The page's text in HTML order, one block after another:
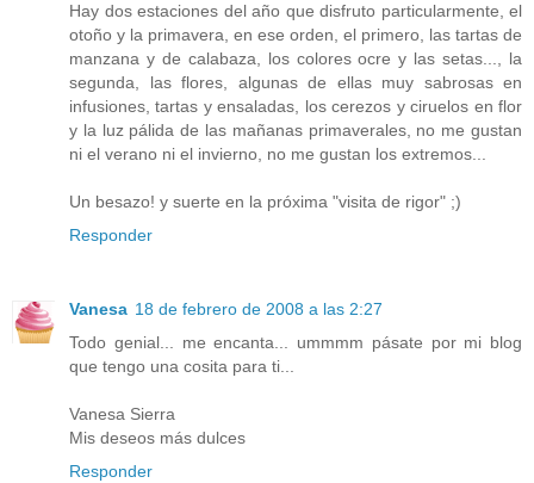
Hay dos estaciones del año que disfruto particularmente, el
otoño y la primavera, en ese orden, el primero, las tartas de
manzana y de calabaza, los colores ocre y las setas..., la
segunda, las flores, algunas de ellas muy sabrosas en
infusiones, tartas y ensaladas, los cerezos y ciruelos en flor
y la luz pálida de las mañanas primaverales, no me gustan
ni el verano ni el invierno, no me gustan los extremos...
Un besazo! y suerte en la próxima "visita de rigor" ;)
Responder
Vanesa 18 de febrero de 2008 a las 2:27
Todo genial... me encanta... ummmm pásate por mi blog
que tengo una cosita para ti...
Vanesa Sierra
Mis deseos más dulces
Responder